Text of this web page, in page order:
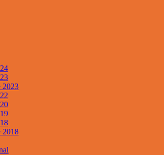
2023
2018